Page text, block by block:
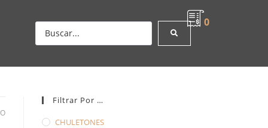
0
Filtrar Por …
CHULETONES